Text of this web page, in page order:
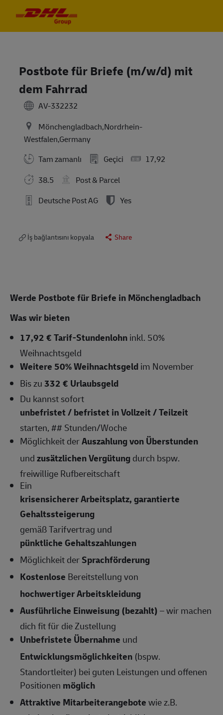
Postbote für Briefe (m/w/d) mit
dem Fahrrad
AV-332232
Mönchengladbach,Nordrhein-
Westfalen,Germany
Tam zamanlı
Geçici
17,92
38.5
Post & Parcel
Deutsche Post AG
Yes
İş bağlantısını kopyala Share
Werde Postbote für Briefe in Mönchengladbach
Was wir bieten
17,92 € Tarif-Stundenlohninkl. 50%
Weihnachtsgeld
Weitere 50% Weihnachtsgeldim November
Bis zu332 € Urlaubsgeld
Du kannst sofort
unbefristet / befristet in Vollzeit / Teilzeit
starten, ## Stunden/Woche
Möglichkeit derAuszahlung von Überstunden
undzusätzlichen Vergütungdurch bspw.
freiwillige Rufbereitschaft
Ein
krisensicherer Arbeitsplatz, garantierte
Gehaltssteigerung
gemäß Tarifvertrag und
pünktliche Gehaltszahlungen
Möglichkeit derSprachförderung
Kostenlose Bereitstellung von
hochwertiger Arbeitskleidung
Ausführliche Einweisung (bezahlt)– wir machen
dich fit für die Zustellung
Unbefristete Übernahme und
Entwicklungsmöglichkeiten (bspw.
Standortleiter) bei guten Leistungen und offenen
Positionen möglich
Attraktive Mitarbeiterangebotewie z.B.